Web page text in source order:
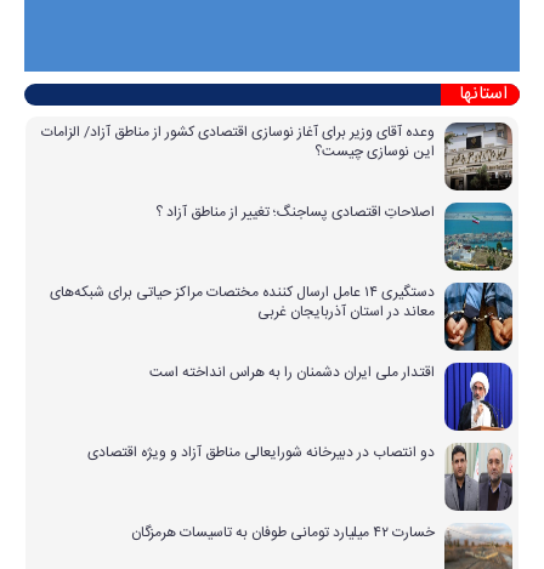
استانها
وعده آقای وزیر برای آغاز نوسازی اقتصادی کشور از مناطق آزاد/ الزامات
این نوسازی چیست؟
اصلاحاتِ اقتصادی پساجنگ؛ تغییر از مناطق آزاد ؟
دستگیری ۱۴ عامل ارسال کننده مختصات مراکز حیاتی برای شبکه‌های
معاند در استان آذربایجان غربی
اقتدار ملی ایران دشمنان را به هراس انداخته است
دو انتصاب در دبیرخانه شورایعالی مناطق آزاد و ویژه اقتصادی
خسارت ۴۲ میلیارد تومانی طوفان به تاسیسات هرمزگان